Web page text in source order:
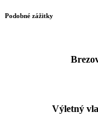
Podobné zážitky
Výletný